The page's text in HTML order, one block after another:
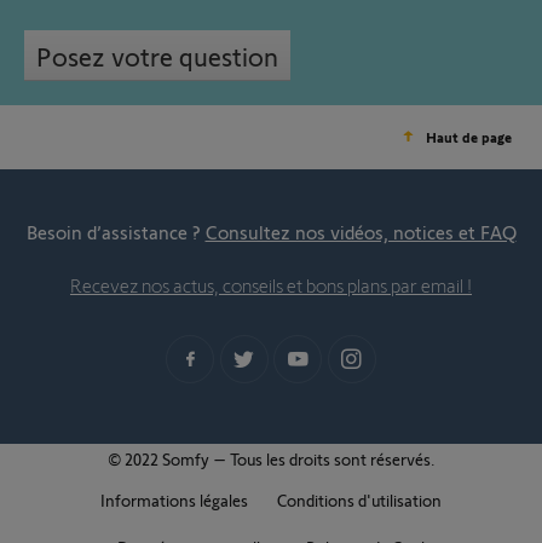
Posez votre question
Haut de page
Besoin d’assistance ? Consultez nos vidéos, notices et FAQ
Recevez nos actus, conseils et bons plans par email !
© 2022 Somfy – Tous les droits sont réservés.
Informations légales
Conditions d'utilisation